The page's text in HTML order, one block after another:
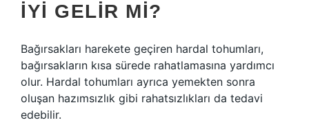
IYI GELIR MI?
Bağırsakları harekete geçiren hardal tohumları,
bağırsakların kısa sürede rahatlamasına yardımcı
olur. Hardal tohumları ayrıca yemekten sonra
oluşan hazımsızlık gibi rahatsızlıkları da tedavi
edebilir.